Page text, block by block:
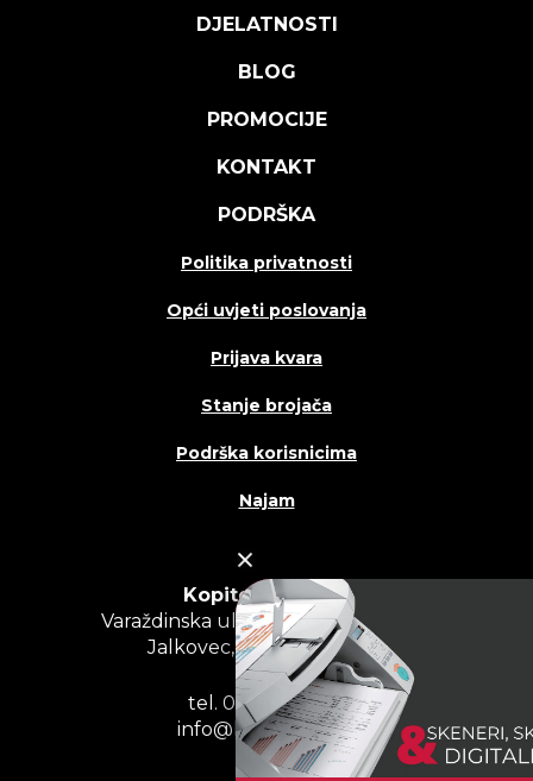
DJELATNOSTI
BLOG
PROMOCIJE
KONTAKT
PODRŠKA
Politika privatnosti
Opći uvjeti poslovanja
Prijava kvara
Stanje brojača
Podrška korisnicima
Najam
Kopitehna d.o.o.
Varaždinska ulica – odvojak III, br. 2,
Jalkovec, 42000 Varaždin
tel. 042 200 400
info@kopitehna.hr